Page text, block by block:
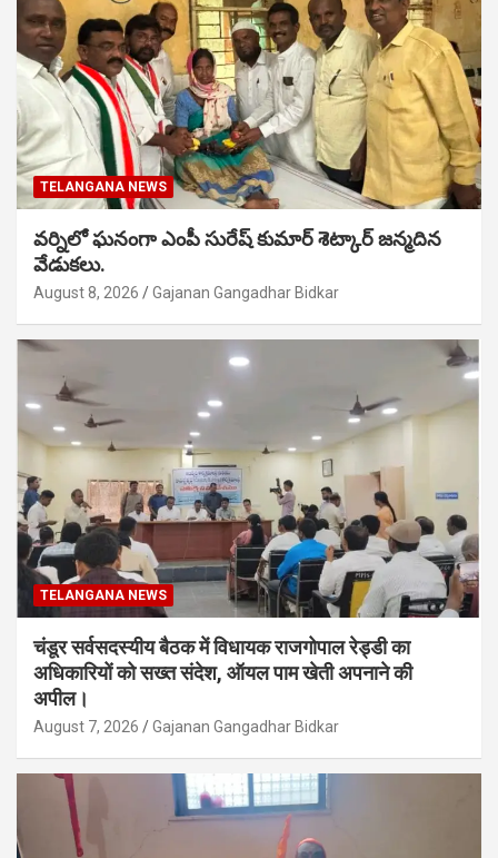
TELANGANA NEWS
వర్నిలో ఘనంగా ఎంపీ సురేష్ కుమార్ శెట్కార్ జన్మదిన
వేడుకలు.
August 8, 2026 Gajanan Gangadhar Bidkar
TELANGANA NEWS
चंडूर सर्वसदस्यीय बैठक में विधायक राजगोपाल रेड्डी का
अधिकारियों को सख्त संदेश, ऑयल पाम खेती अपनाने की
अपील।
August 7, 2026 Gajanan Gangadhar Bidkar